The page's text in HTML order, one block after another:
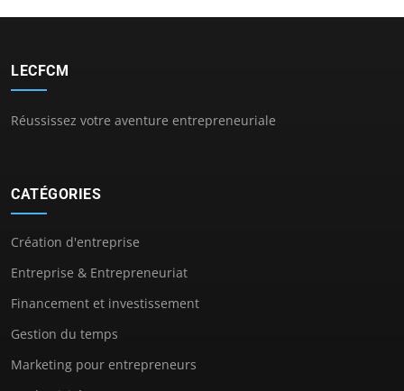
LECFCM
Réussissez votre aventure entrepreneuriale
CATÉGORIES
Création d'entreprise
Entreprise & Entrepreneuriat
Financement et investissement
Gestion du temps
Marketing pour entrepreneurs